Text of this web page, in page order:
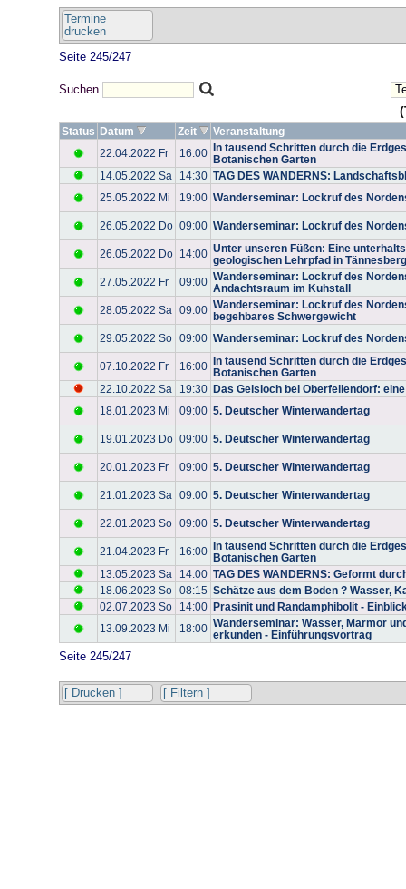
Termine
drucken
Seite 245/247
Suchen
Status Datum Zeit
Veranstaltung
22.04.2022 Fr
16:00 In tausend Schritten durch die
Botanischen Garten
14.05.2022 Sa
14:30 TAG DES WANDERNS:
25.05.2022 Mi
19:00 Wanderseminar: Lockruf des
26.05.2022 Do 09:00 Wanderseminar: Lockruf des
26.05.2022 Do 14:00 Unter unseren Füßen: Eine
geologischen Lehrpfad in Tännesberg
27.05.2022 Fr
09:00 Wanderseminar: Lockruf des
Andachtsraum im Kuhstall
28.05.2022 Sa
09:00 Wanderseminar: Lockruf des
begehbares Schwergewicht
29.05.2022 So
09:00 Wanderseminar: Lockruf des
07.10.2022 Fr 16:00 In tausend Schritten durch die
Botanischen Garten
22.10.2022 Sa
19:30 Das Geisloch bei Oberfellendorf:
18.01.2023 Mi
09:00 5. Deutscher Winterwandertag
19.01.2023 Do 09:00 5. Deutscher Winterwandertag
20.01.2023 Fr 09:00 5. Deutscher Winterwandertag
21.01.2023 Sa 09:00 5. Deutscher Winterwandertag
22.01.2023 So 09:00 5. Deutscher Winterwandertag
21.04.2023 Fr 16:00 In tausend Schritten durch die
Botanischen Garten
13.05.2023 Sa
14:00 TAG DES WANDERNS: Geformt
18.06.2023 So
08:15 Schätze aus dem Boden ? Wasser,
02.07.2023 So
14:00 Prasinit und Randamphibolit -
13.09.2023 Mi
18:00 Wanderseminar: Wasser, Marmor
erkunden - Einführungsvortrag
Seite 245/247
[ Drucken ] [ Filtern ]